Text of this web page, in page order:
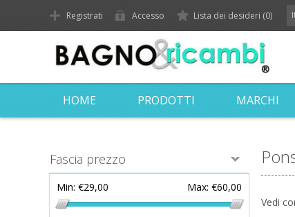
Registrati Accesso Lista dei desideri (0)
HOME PRODOTTI MARCHI
Vedi
Fascia prezzo
Min: €29,00 Max: €60,00